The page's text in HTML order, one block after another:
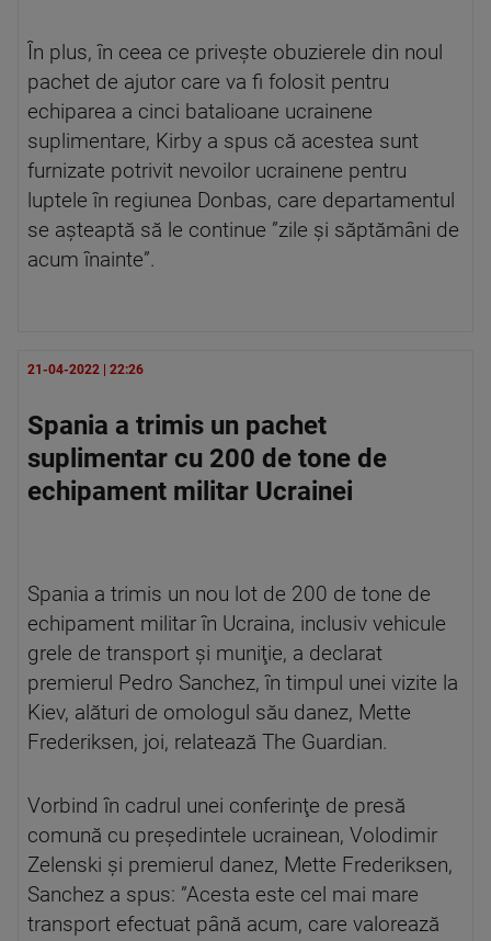
În plus, în ceea ce priveşte obuzierele din noul
pachet de ajutor care va fi folosit pentru
echiparea a cinci batalioane ucrainene
suplimentare, Kirby a spus că acestea sunt
furnizate potrivit nevoilor ucrainene pentru
luptele în regiunea Donbas, care departamentul
se aşteaptă să le continue ”zile şi săptămâni de
acum înainte”.
21-04-2022 | 22:26
Spania a trimis un pachet
suplimentar cu 200 de tone de
echipament militar Ucrainei
Spania a trimis un nou lot de 200 de tone de
echipament militar în Ucraina, inclusiv vehicule
grele de transport şi muniţie, a declarat
premierul Pedro Sanchez, în timpul unei vizite la
Kiev, alături de omologul său danez, Mette
Frederiksen, joi, relatează The Guardian.
Vorbind în cadrul unei conferinţe de presă
comună cu preşedintele ucrainean, Volodimir
Zelenski şi premierul danez, Mette Frederiksen,
Sanchez a spus: ”Acesta este cel mai mare
transport efectuat până acum, care valorează